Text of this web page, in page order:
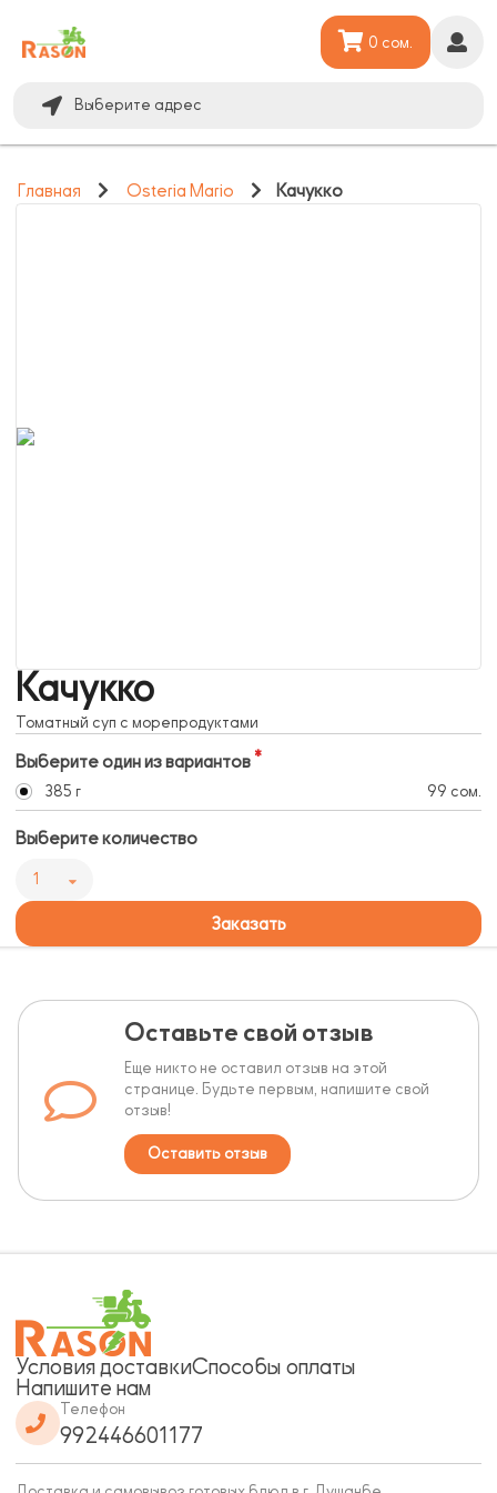
Выберите адрес
0 сом.
Главная Osteria Mario Качукко
Качукко
Томатный суп с морепродуктами
Выберите один из вариантов
385 г 99 сом.
Выберите количество
1
Заказать
Оставьте свой отзыв
Еще никто не оставил отзыв на этой
странице. Будьте первым, напишите свой
отзыв!
Оставить отзыв
Условия доставкиСпособы оплаты
Напишите нам
Телефон
992446601177